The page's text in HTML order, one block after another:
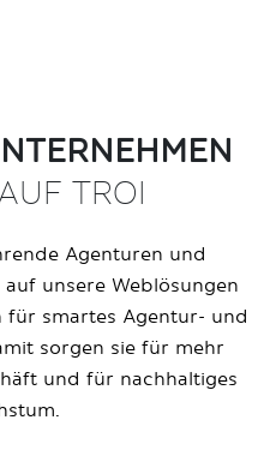
TROI
Agenturen und
unsere Weblösungen
für smartes Agentur- und
sorgen sie für mehr
und für nachhaltiges